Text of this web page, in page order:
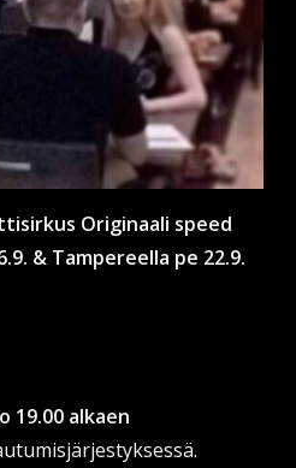
Originaali speed
& Tampereella pe 22.9.
19.00 alkaen